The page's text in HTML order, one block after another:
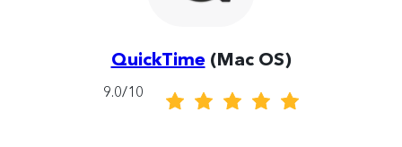
QuickTime(Mac OS)
9.0/10